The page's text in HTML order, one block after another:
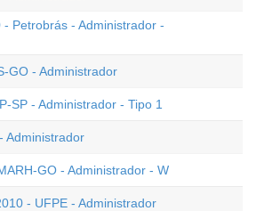
- Petrobrás - Administrador -
GO - Administrador
SP - Administrador - Tipo 1
Administrador
GO - Administrador - W
- UFPE - Administrador